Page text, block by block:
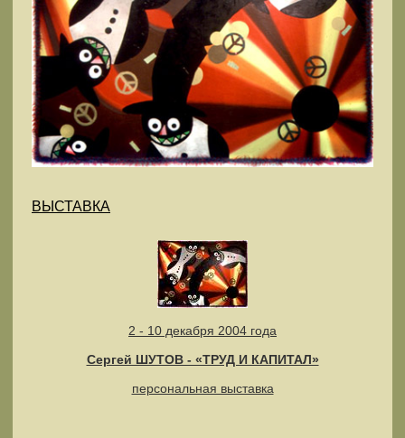
ВЫСТАВКА
2 - 10 декабря 2004 года
Cергей ШУТОВ - «ТРУД И КАПИТАЛ»
персональная выставка